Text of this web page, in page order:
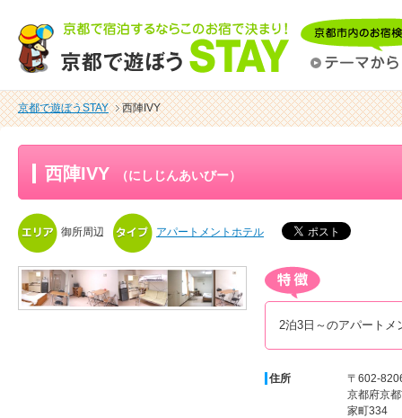
京都で遊ぼうSTAY 西陣IVY
西陣IVY （にしじんあいびー）
御所周辺 アパートメントホテル
2泊3日～のアパートメ
住所
〒602-
京都府京
家町334